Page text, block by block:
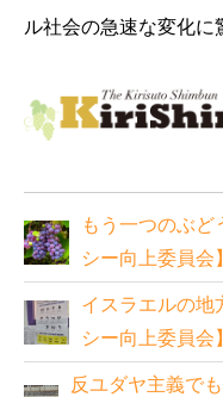
ル社会の急速な変化に
もう一つのぶ
シー向上委員会】
イスラエルの
シー向上委員会】
反ユダヤ主義で